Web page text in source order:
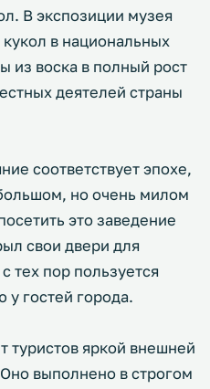
В экспозиции музея
в национальных
из воска в полный рост
деятелей страны
соответствует эпохе,
но очень милом
это заведение
свои двери для
тех пор пользуется
у гостей города.
туристов яркой внешней
выполнено в строгом